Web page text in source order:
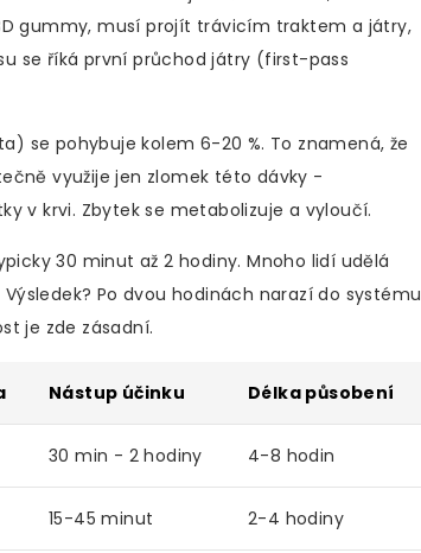
gummy, musí projít trávicím traktem a játry,
se říká první průchod játry (first-pass
se pohybuje kolem 6-20 %. To znamená, že
využije jen zlomek této dávky -
v krvi. Zbytek se metabolizuje a vyloučí.
30 minut až 2 hodiny. Mnoho lidí udělá
Po dvou hodinách narazí do systému
je zde zásadní.
Nástup účinku Délka působení
30 min - 2 hodiny 4-8 hodin
15-45 minut 2-4 hodiny